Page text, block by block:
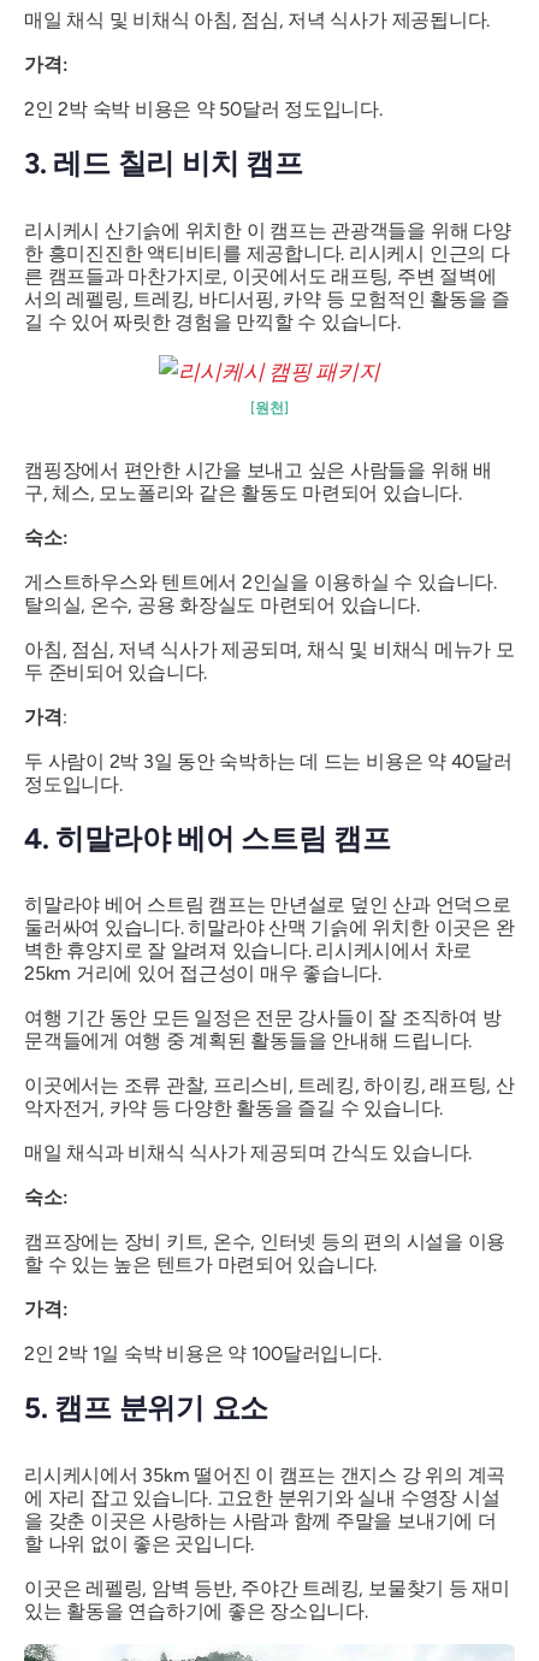
매일 채식 및 비채식 아침, 점심, 저녁 식사가 제공됩니다.
가격:
2인 2박 숙박 비용은 약 50달러 정도입니다.
3. 레드 칠리 비치 캠프
리시케시 산기슭에 위치한 이 캠프는 관광객들을 위해 다양
한 흥미진진한 액티비티를 제공합니다. 리시케시 인근의 다
른 캠프들과 마찬가지로, 이곳에서도 래프팅, 주변 절벽에
서의 레펠링, 트레킹, 바디서핑, 카약 등 모험적인 활동을 즐
길 수 있어 짜릿한 경험을 만끽할 수 있습니다.
[원천]
캠핑장에서 편안한 시간을 보내고 싶은 사람들을 위해 배
구, 체스, 모노폴리와 같은 활동도 마련되어 있습니다.
숙소:
게스트하우스와 텐트에서 2인실을 이용하실 수 있습니다.
탈의실, 온수, 공용 화장실도 마련되어 있습니다.
아침, 점심, 저녁 식사가 제공되며, 채식 및 비채식 메뉴가 모
두 준비되어 있습니다.
가격:
두 사람이 2박 3일 동안 숙박하는 데 드는 비용은 약 40달러
정도입니다.
4. 히말라야 베어 스트림 캠프
히말라야 베어 스트림 캠프는 만년설로 덮인 산과 언덕으로
둘러싸여 있습니다. 히말라야 산맥 기슭에 위치한 이곳은 완
벽한 휴양지로 잘 알려져 있습니다. 리시케시에서 차로
25km 거리에 있어 접근성이 매우 좋습니다.
여행 기간 동안 모든 일정은 전문 강사들이 잘 조직하여 방
문객들에게 여행 중 계획된 활동들을 안내해 드립니다.
이곳에서는 조류 관찰, 프리스비, 트레킹, 하이킹, 래프팅, 산
악자전거, 카약 등 다양한 활동을 즐길 수 있습니다.
매일 채식과 비채식 식사가 제공되며 간식도 있습니다.
숙소:
캠프장에는 장비 키트, 온수, 인터넷 등의 편의 시설을 이용
할 수 있는 높은 텐트가 마련되어 있습니다.
가격:
2인 2박 1일 숙박 비용은 약 100달러입니다.
5. 캠프 분위기 요소
리시케시에서 35km 떨어진 이 캠프는 갠지스 강 위의 계곡
에 자리 잡고 있습니다. 고요한 분위기와 실내 수영장 시설
을 갖춘 이곳은 사랑하는 사람과 함께 주말을 보내기에 더
할 나위 없이 좋은 곳입니다.
이곳은 레펠링, 암벽 등반, 주야간 트레킹, 보물찾기 등 재미
있는 활동을 연습하기에 좋은 장소입니다.